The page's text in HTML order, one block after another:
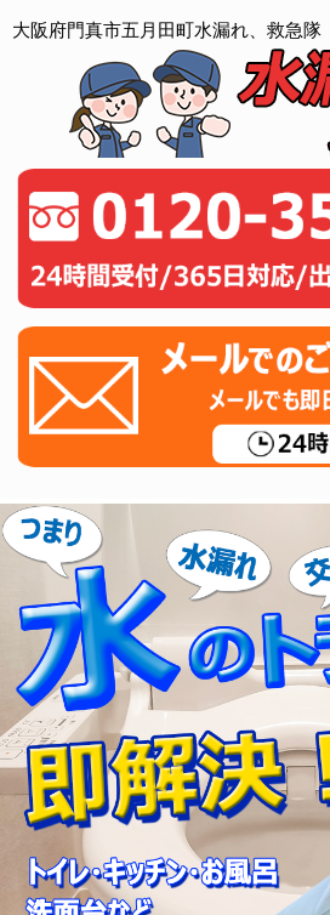
大阪府門真市五月田町水漏れ、救急隊